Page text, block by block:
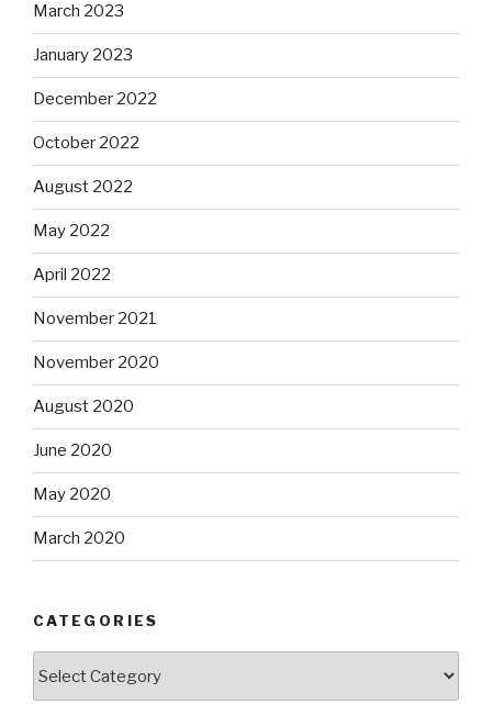
March 2023
January 2023
December 2022
October 2022
August 2022
May 2022
April 2022
November 2021
November 2020
August 2020
June 2020
May 2020
March 2020
CATEGORIES